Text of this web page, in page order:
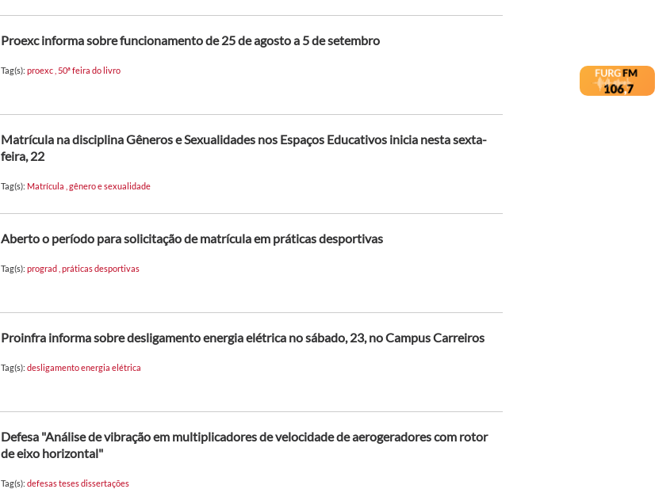
Proexc informa sobre funcionamento de 25 de agosto a 5 de setembro
Tag(s): proexc 50ª feira do livro
Matrícula na disciplina Gêneros e Sexualidades nos Espaços Educativos inicia nesta sexta-
feira, 22
Tag(s): Matrícula gênero e sexualidade
Aberto o período para solicitação de matrícula em práticas desportivas
Tag(s): prograd práticas desportivas
Proinfra informa sobre desligamento energia elétrica no sábado, 23, no Campus Carreiros
Tag(s): desligamento energia elétrica
Defesa "Análise de vibração em multiplicadores de velocidade de aerogeradores com rotor
de eixo horizontal"
Tag(s): defesas teses dissertações